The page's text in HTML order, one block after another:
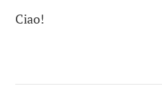
Ciao!